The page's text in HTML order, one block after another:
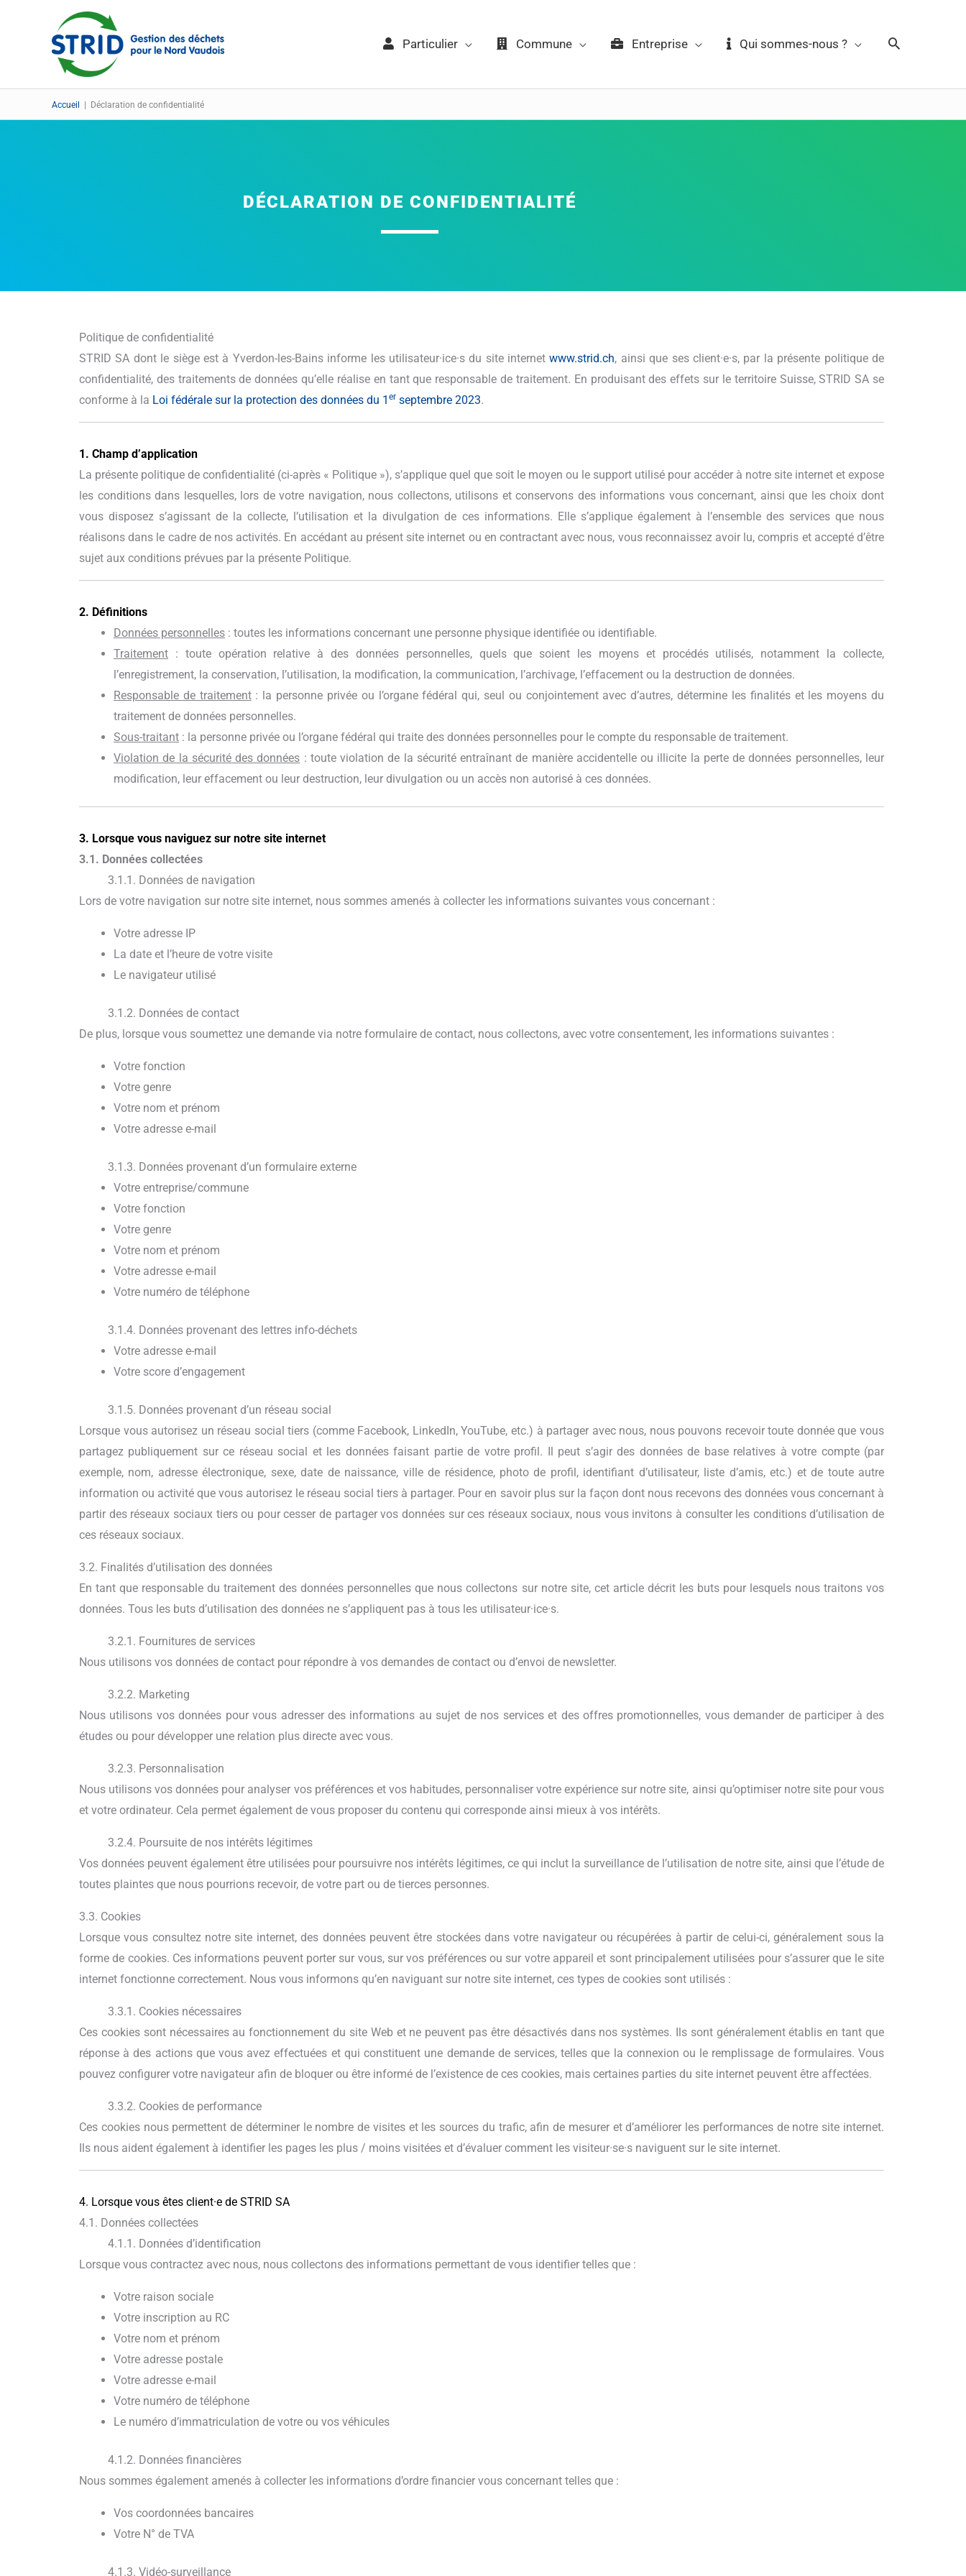
Particulier Commune Entreprise Qui sommes-nous ?
Accueil | Déclaration de confidentialité
DÉCLARATION DE CONFIDENTIALITÉ
Politique de confidentialité
STRID SA dont le siège est à Yverdon-les-Bains informe les utilisateur·ice·s du site internetwww.strid.ch, ainsi que ses client·e·s, par la présente politique de
confidentialité, des traitements de données qu’elle réalise en tant que responsable de traitement. En produisant des effets sur le territoire Suisse, STRID SA se
conforme à la Loi fédérale sur la protection des données du 1 er septembre 2023.
1. Champ d’application
La présente politique de confidentialité (ci-après « Politique »), s’applique quel que soit le moyen ou le support utilisé pour accéder à notre site internet et expose
les conditions dans lesquelles, lors de votre navigation, nous collectons, utilisons et conservons des informations vous concernant, ainsi que les choix dont
vous disposez s’agissant de la collecte, l’utilisation et la divulgation de ces informations. Elle s’applique également à l’ensemble des services que nous
réalisons dans le cadre de nos activités. En accédant au présent site internet ou en contractant avec nous, vous reconnaissez avoir lu, compris et accepté d’être
sujet aux conditions prévues par la présente Politique.
2. Définitions
Données personnelles : toutes les informations concernant une personne physique identifiée ou identifiable.
Traitement : toute opération relative à des données personnelles, quels que soient les moyens et procédés utilisés, notamment la collecte,
l’enregistrement, la conservation, l’utilisation, la modification, la communication, l’archivage, l’effacement ou la destruction de données.
Responsable de traitement: la personne privée ou l’organe fédéral qui, seul ou conjointement avec d’autres, détermine les finalités et les moyens du
traitement de données personnelles.
Sous-traitant : la personne privée ou l’organe fédéral qui traite des données personnelles pour le compte du responsable de traitement.
Violation de la sécurité des données : toute violation de la sécurité entraînant de manière accidentelle ou illicite la perte de données personnelles, leur
modification, leur effacement ou leur destruction, leur divulgation ou un accès non autorisé à ces données.
3. Lorsque vous naviguez sur notre site internet
3.1. Données collectées
3.1.1. Données de navigation
Lors de votre navigation sur notre site internet, nous sommes amenés à collecter les informations suivantes vous concernant :
Votre adresse IP
La date et l’heure de votre visite
Le navigateur utilisé
3.1.2. Données de contact
De plus, lorsque vous soumettez une demande via notre formulaire de contact, nous collectons, avec votre consentement, les informations suivantes :
Votre fonction
Votre genre
Votre nom et prénom
Votre adresse e-mail
3.1.3. Données provenant d’un formulaire externe
Votre entreprise/commune
Votre fonction
Votre genre
Votre nom et prénom
Votre adresse e-mail
Votre numéro de téléphone
3.1.4. Données provenant des lettres info-déchets
Votre adresse e-mail
Votre score d’engagement
3.1.5. Données provenant d’un réseau social
Lorsque vous autorisez un réseau social tiers (comme Facebook, LinkedIn, YouTube, etc.) à partager avec nous, nous pouvons recevoir toute donnée que vous
partagez publiquement sur ce réseau social et les données faisant partie de votre profil. Il peut s’agir des données de base relatives à votre compte (par
exemple, nom, adresse électronique, sexe, date de naissance, ville de résidence, photo de profil, identifiant d’utilisateur, liste d’amis, etc.) et de toute autre
information ou activité que vous autorisez le réseau social tiers à partager. Pour en savoir plus sur la façon dont nous recevons des données vous concernant à
partir des réseaux sociaux tiers ou pour cesser de partager vos données sur ces réseaux sociaux, nous vous invitons à consulter les conditions d’utilisation de
ces réseaux sociaux.
3.2. Finalités d’utilisation des données
En tant que responsable du traitement des données personnelles que nous collectons sur notre site, cet article décrit les buts pour lesquels nous traitons vos
données. Tous les buts d’utilisation des données ne s’appliquent pas à tous les utilisateur·ice·s.
3.2.1. Fournitures de services
Nous utilisons vos données de contact pour répondre à vos demandes de contact ou d’envoi de newsletter.
3.2.2. Marketing
Nous utilisons vos données pour vous adresser des informations au sujet de nos services et des offres promotionnelles, vous demander de participer à des
études ou pour développer une relation plus directe avec vous.
3.2.3. Personnalisation
Nous utilisons vos données pour analyser vos préférences et vos habitudes, personnaliser votre expérience sur notre site, ainsi qu’optimiser notre site pour vous
et votre ordinateur. Cela permet également de vous proposer du contenu qui corresponde ainsi mieux à vos intérêts.
3.2.4. Poursuite de nos intérêts légitimes
Vos données peuvent également être utilisées pour poursuivre nos intérêts légitimes, ce qui inclut la surveillance de l’utilisation de notre site, ainsi que l’étude de
toutes plaintes que nous pourrions recevoir, de votre part ou de tierces personnes.
3.3. Cookies
Lorsque vous consultez notre site internet, des données peuvent être stockées dans votre navigateur ou récupérées à partir de celui-ci, généralement sous la
forme de cookies. Ces informations peuvent porter sur vous, sur vos préférences ou sur votre appareil et sont principalement utilisées pour s’assurer que le site
internet fonctionne correctement. Nous vous informons qu’en naviguant sur notre site internet, ces types de cookies sont utilisés :
3.3.1. Cookies nécessaires
Ces cookies sont nécessaires au fonctionnement du site Web et ne peuvent pas être désactivés dans nos systèmes. Ils sont généralement établis en tant que
réponse à des actions que vous avez effectuées et qui constituent une demande de services, telles que la connexion ou le remplissage de formulaires. Vous
pouvez configurer votre navigateur afin de bloquer ou être informé de l’existence de ces cookies, mais certaines parties du site internet peuvent être affectées.
3.3.2. Cookies de performance
Ces cookies nous permettent de déterminer le nombre de visites et les sources du trafic, afin de mesurer et d’améliorer les performances de notre site internet.
Ils nous aident également à identifier les pages les plus / moins visitées et d’évaluer comment les visiteur·se·s naviguent sur le site internet.
4. Lorsque vous êtes client·e de STRID SA
4.1. Données collectées
4.1.1. Données d’identification
Lorsque vous contractez avec nous, nous collectons des informations permettant de vous identifier telles que :
Votre raison sociale
Votre inscription au RC
Votre nom et prénom
Votre adresse postale
Votre adresse e-mail
Votre numéro de téléphone
Le numéro d’immatriculation de votre ou vos véhicules
4.1.2. Données financières
Nous sommes également amenés à collecter les informations d’ordre financier vous concernant telles que :
Vos coordonnées bancaires
Votre N° de TVA
4.1.3. Vidéo-surveillance